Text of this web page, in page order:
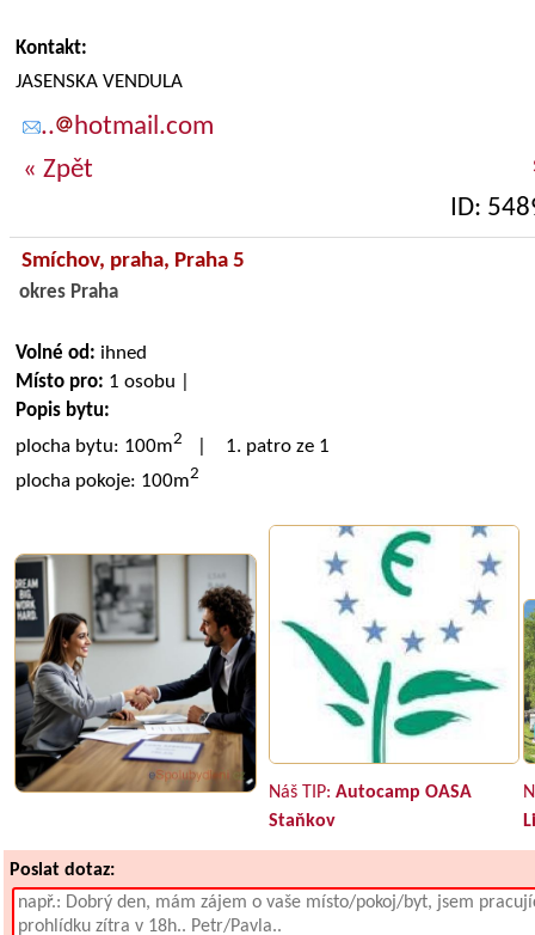
Kontakt:
JASENSKA VENDULA
..
hotmail.com
« Zpět
ID:
Smíchov, praha, Praha 5
okres Praha
Volné od: ihned
Místo pro: 1 osobu |
Popis bytu:
plocha bytu: 100m2
| 1. patro ze 1
plocha pokoje: 100m2
Náš TIP: Autocamp OASA
Staňkov
Poslat dotaz: